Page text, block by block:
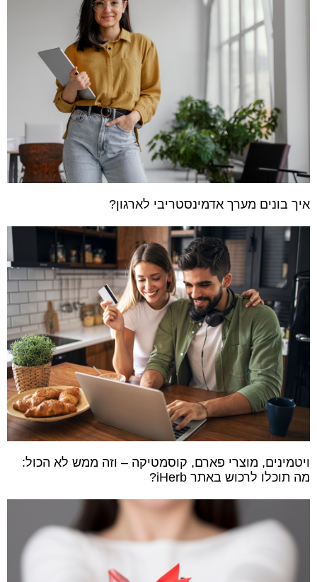
איך בונים מערך אדמינסטריבי לארגון?
ויטמינים, מוצרי פארם, קוסמטיקה – וזה ממש לא הכול:
מה תוכלו לרכוש באתר iHerb?